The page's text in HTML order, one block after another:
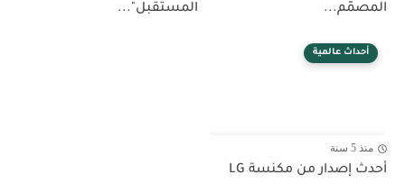
المصمّم...
المستقبل"...
أحداث عالمية
منذ 5 سنة
أحدث إصدار من مكنسة LG